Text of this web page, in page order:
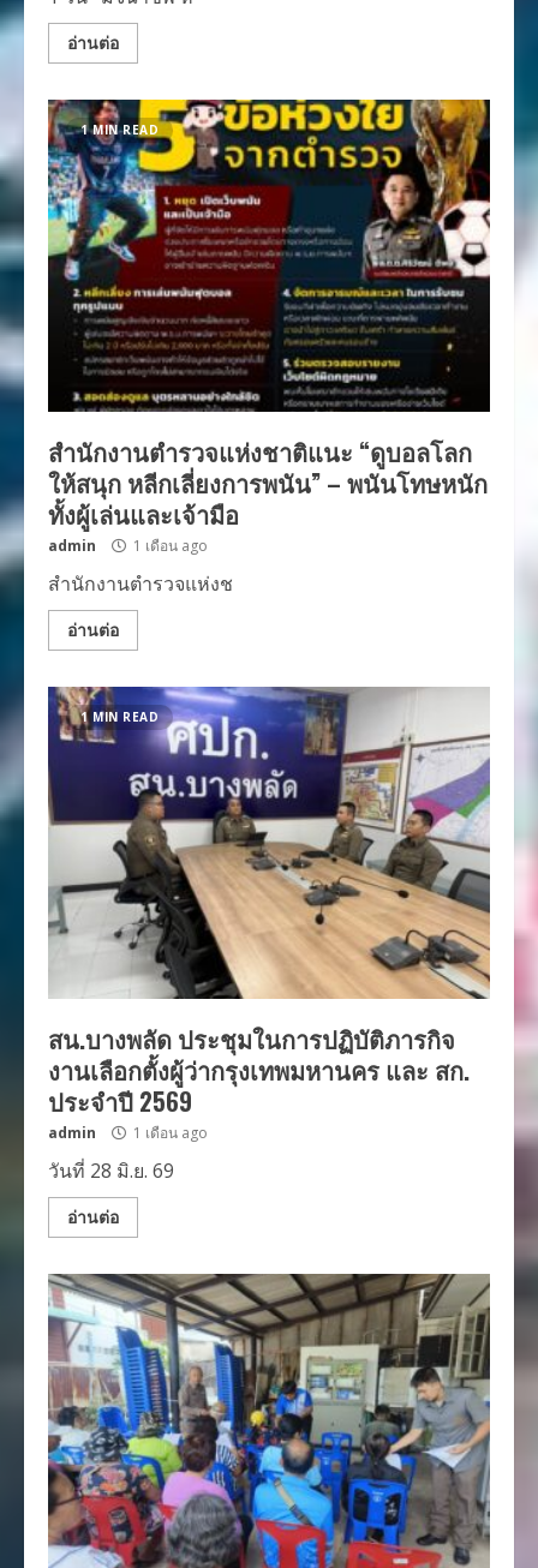
อ่านต่อ
1 MIN READ
สำนักงานตำรวจแห่งชาติแนะ “ดูบอลโลก
ให้สนุก หลีกเลี่ยงการพนัน” – พนันโทษหนัก
ทั้งผู้เล่นและเจ้ามือ
admin 1 เดือน ago
สำนักงานตำรวจแห่งช
อ่านต่อ
1 MIN READ
สน.บางพลัด ประชุมในการปฏิบัติภารกิจ
งานเลือกตั้งผู้ว่ากรุงเทพมหานคร และ สก.
ประจำปี 2569
admin 1 เดือน ago
วันที่ 28 มิ.ย. 69
อ่านต่อ